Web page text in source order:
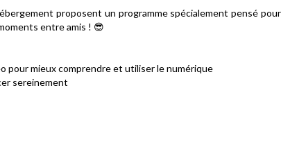
proposent un programme spécialement pensé
entre amis ! 😎
pour mieux comprendre et utiliser le numérique
sereinement